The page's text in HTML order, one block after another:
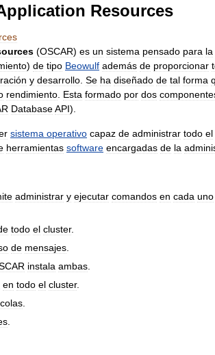
Resources
(OSCAR) es un sistema pensado para la
) de tipo Beowulf además de proporcionar
y desarrollo Se ha diseñado de tal forma
rendimiento Esta formado por dos
DatabaseAPI).
sistema operativo capaz de administrar todo el
herramientas software encargadas de la
administrar y ejecutar comandos en cada uno
todo el cluster.
de mensajes
instala ambas
en todo el cluster.
colas